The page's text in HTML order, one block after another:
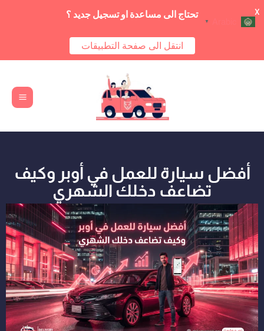
أفضل سيارة للعمل في أوبر وكيف
تضاعف دخلك الشهري
▼
تحتاج الى مساعدة او تسجيل جديد ؟
انتقل الى صفحة التطبيقات
X